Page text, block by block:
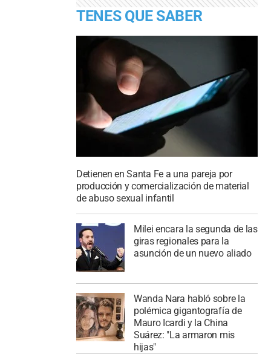
TENES QUE SABER
Detienen en Santa Fe a una pareja por
producción y comercialización de material
de abuso sexual infantil
Milei encara la segunda de las
giras regionales para la
asunción de un nuevo aliado
Wanda Nara habló sobre la
polémica gigantografía de
Mauro Icardi y la China
Suárez: "La armaron mis
hijas"